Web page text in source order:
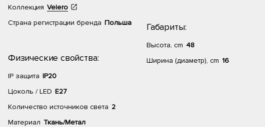
Коллекция Velero
Страна регистрации бренда Польша
Физические свойства:
IP защита IP20
Цоколь / LED E27
Количество источников света 2
Материал Ткань/Метал
Габариты:
Высота, cm 48
Ширина (диаметр), cm 16